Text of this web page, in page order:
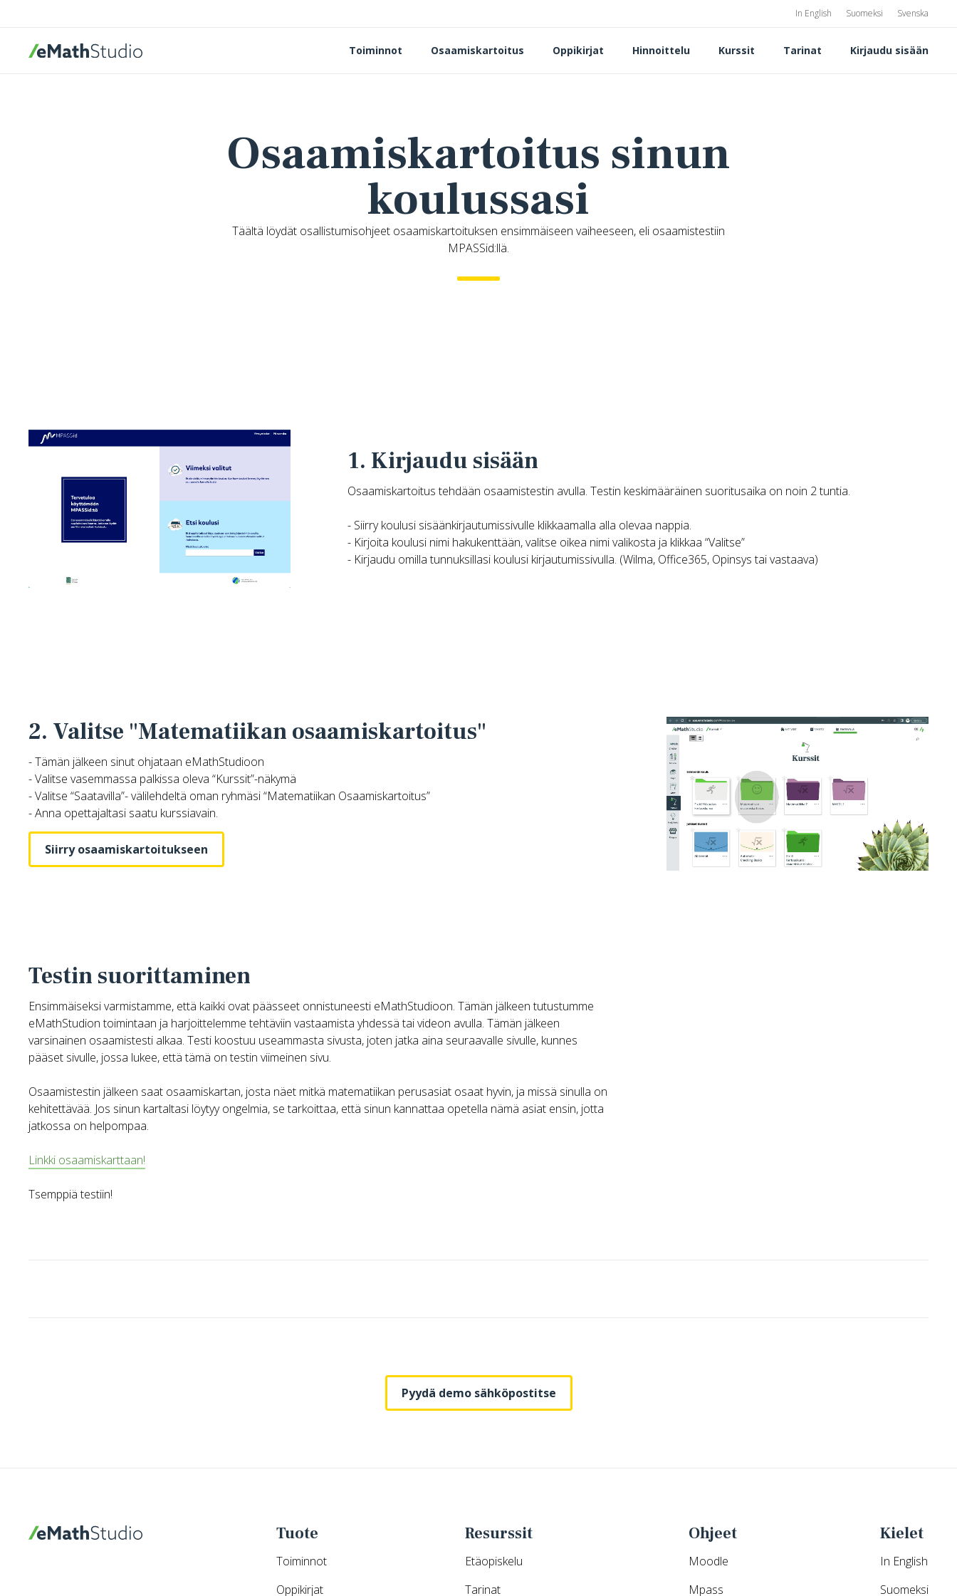
In English Suomeksi Svenska
Toiminnot Osaamiskartoitus Oppikirjat Hinnoittelu Kurssit Tarinat Kirjaudu sisään
Osaamiskartoitus sinun
koulussasi
Täältä löydät osallistumisohjeet osaamiskartoituksen ensimmäiseen vaiheeseen, eli osaamistestiin
MPASSid:llä.
1. Kirjaudu sisään
Osaamiskartoitus tehdään osaamistestin avulla. Testin keskimääräinen suoritusaika on noin 2 tuntia.
- Siirry koulusi sisäänkirjautumissivulle klikkaamalla alla olevaa nappia.
- Kirjoita koulusi nimi hakukenttään, valitse oikea nimi valikosta ja klikkaa “Valitse”
- Kirjaudu omilla tunnuksillasi koulusi kirjautumissivulla. (Wilma, Office365, Opinsys tai vastaava)
2. Valitse "Matematiikan osaamiskartoitus"
- Tämän jälkeen sinut ohjataan eMathStudioon
- Valitse vasemmassa palkissa oleva “Kurssit”-näkymä
- Valitse “Saatavilla”- välilehdeltä oman ryhmäsi “Matematiikan Osaamiskartoitus”
- Anna opettajaltasi saatu kurssiavain.
Siirry osaamiskartoitukseen
Testin suorittaminen
Ensimmäiseksi varmistamme, että kaikki ovat päässeet onnistuneesti eMathStudioon. Tämän jälkeen tutustumme
eMathStudion toimintaan ja harjoittelemme tehtäviin vastaamista yhdessä tai videon avulla. Tämän jälkeen
varsinainen osaamistesti alkaa. Testi koostuu useammasta sivusta, joten jatka aina seuraavalle sivulle, kunnes
pääset sivulle, jossa lukee, että tämä on testin viimeinen sivu.
Osaamistestin jälkeen saat osaamiskartan, josta näet mitkä matematiikan perusasiat osaat hyvin, ja missä sinulla on
kehitettävää. Jos sinun kartaltasi löytyy ongelmia, se tarkoittaa, että sinun kannattaa opetella nämä asiat ensin, jotta
jatkossa on helpompaa.
Linkki osaamiskarttaan!
Tsemppiä testiin!
Pyydä demo sähköpostitse
Tuote
Toiminnot
Oppikirjat
Resurssit
Etäopiskelu
Tarinat
Ohjeet
Moodle
Mpass
Kielet
In English
Suomeksi